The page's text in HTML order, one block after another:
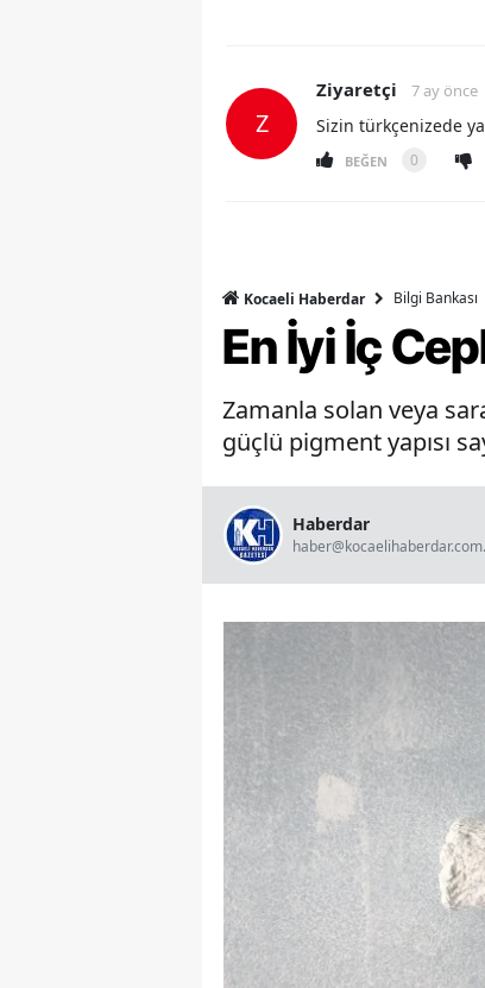
Z
Ziyaretçi 7 ay önce
Sizin türkçenizede
BEĞEN 0
Kocaeli Haberdar Bilgi Bankası
En İyi İç
Zamanla solan veya
güçlü pigment yapısı
Haberdar